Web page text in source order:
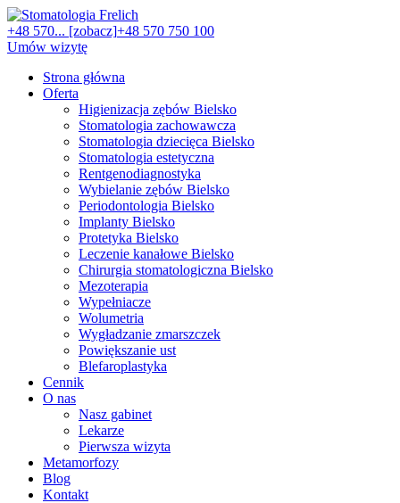
+48 570... [zobacz]+48 570 750 100
Umów wizytę
Strona główna
Oferta
Higienizacja zębów Bielsko
Mezoterapia
Stomatologia zachowawcza
Wypełniacze
Stomatologia dziecięca Bielsko
Wolumetria
Stomatologia estetyczna
Wygładzanie zmarszczek
Rentgenodiagnostyka
Powiększanie ust
Wybielanie zębów Bielsko
Blefaroplastyka
Periodontologia Bielsko
Implanty Bielsko
Protetyka Bielsko
Leczenie kanałowe Bielsko
Chirurgia stomatologiczna Bielsko
Cennik
O nas
Nasz gabinet
Lekarze
Pierwsza wizyta
Metamorfozy
Blog
Kontakt